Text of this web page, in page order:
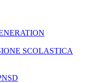
SCOLASTICA